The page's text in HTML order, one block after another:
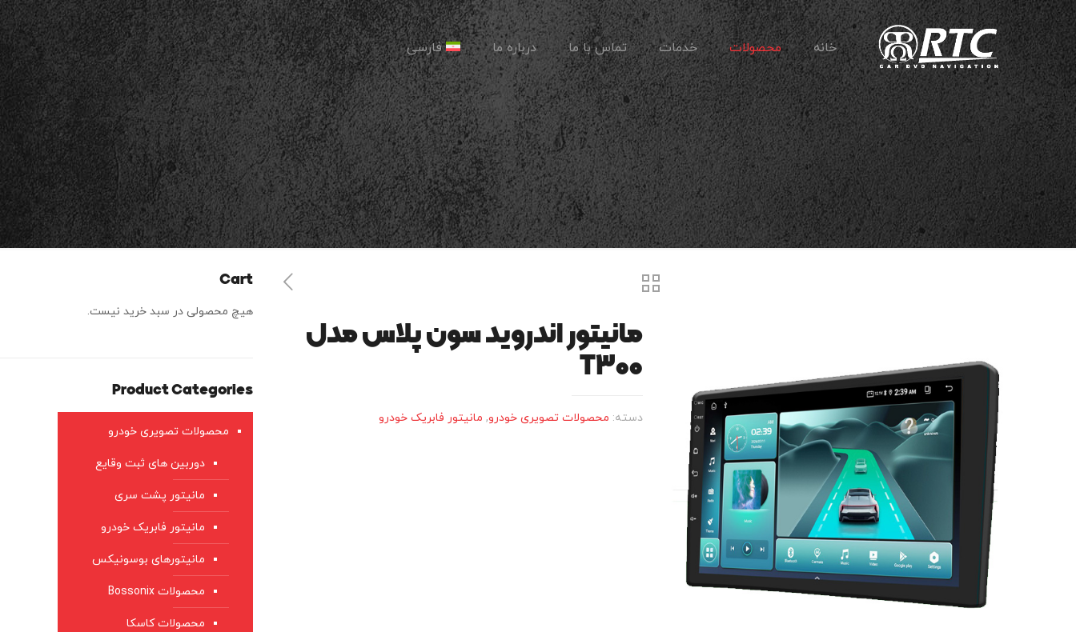
خانه محصولات خدمات تماس با ما درباره ما فارسی
مانیتور اندروید سون پلاس مدل
T300
دسته: محصولات تصویری خودرو, مانیتور فابریک خودرو
Cart
هیچ محصولی در سبد خرید نیست.
Product Categories
محصولات تصویری خودرو
دوربین های ثبت وقایع
مانیتور پشت سری
مانیتور فابریک خودرو
مانیتورهای بوسونیکس
محصولات Bossonix
محصولات کاسکا